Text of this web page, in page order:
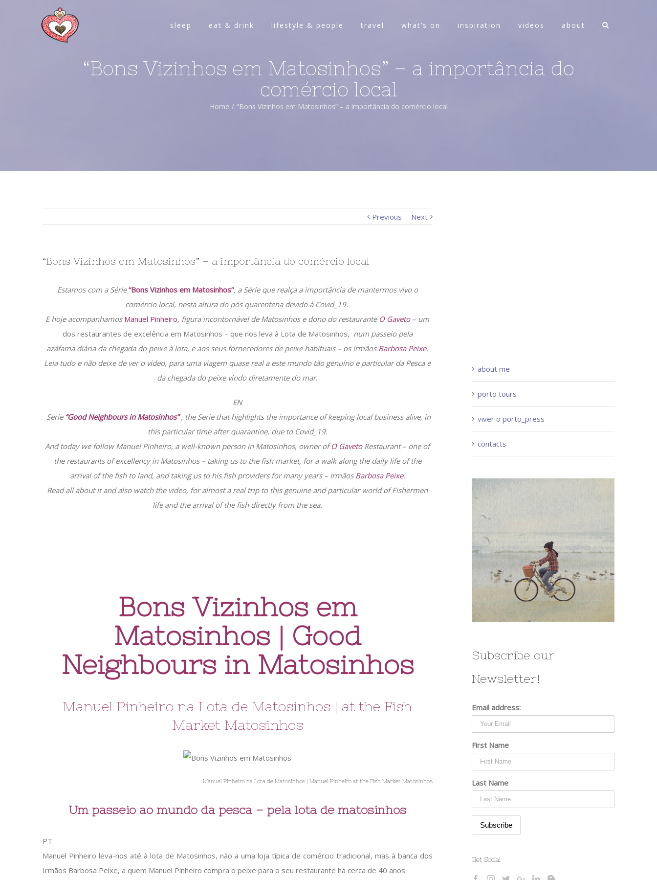
sleep eat & drink lifestyle & people travel what’s on inspiration videos about
“Bons Vizinhos em Matosinhos” – a importância do
comércio local
Home / “Bons Vizinhos em Matosinhos” – a importância do comércio local
Previous Next
“Bons Vizinhos em Matosinhos” – a importância do comércio local
Estamos com a Série“Bons Vizinhos em Matosinhos”, a Série que realça a importância de mantermos vivo o
comércio local, nesta altura do pós quarentena devido à Covid_19.
E hoje acompanhamos Manuel Pinheiro, figura incontornável de Matosinhos e dono do restaurante O Gaveto– um
dos restaurantes de excelência em Matosinhos – que nos leva à Lota de Matosinhos, num passeio pela
azáfama diária da chegada do peixe à lota, e aos seus fornecedores de peixe habituais – os Irmãos Barbosa Peixe.
Leia tudo e não deixe de ver o vídeo, para uma viagem quase real a este mundo tão genuíno e particular da Pesca e
da chegada do peixe vindo diretamente do mar.
EN
Serie“Good Neighbours in Matosinhos”, the Serie that highlights the importance of keeping local business alive, in
this particular time after quarantine, due to Covid_19.
And today we followManuel Pinheiro, a well-known person in Matosinhos, owner ofO GavetoRestaurant – one of
the restaurants of excellency in Matosinhos – taking us to the fish market, for a walk along the daily life of the
arrival of the fish to land, and taking us to his fish providers for many years – Irmãos Barbosa Peixe.
Read all about it and also watch the video, for almost a real trip to this genuine and particular world of Fishermen
life and the arrival of the fish directly from the sea.
Bons Vizinhos em
Matosinhos | Good
Neighbours in Matosinhos
Manuel Pinheiro na Lota de Matosinhos | at the Fish
Market Matosinhos
Manuel Pinheiro na Lota de Matosinhos | Manuel Pinheiro at the Fish Market Matosinhos
Um passeio ao mundo da pesca – pela lota de matosinhos
PT
Manuel Pinheiro leva-nos até à lota de Matosinhos, não a uma loja típica de comércio tradicional, mas à banca dos
Irmãos Barbosa Peixe, a quem Manuel Pinheiro compra o peixe para o seu restaurante há cerca de 40 anos.
about me
porto tours
viver o porto_press
contacts
Subscribe our
Newsletter!
Email address:
First Name
Last Name
Get Social